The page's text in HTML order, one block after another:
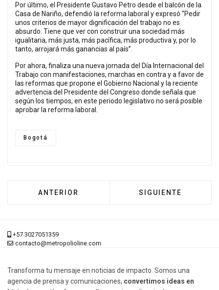
Por último, el Presidente Gustavo Petro desde el balcón de la
Casa de Nariño, defendió la reforma laboral y expresó “Pedir
unos criterios de mayor dignificación del trabajo no es
absurdo. Tiene que ver con construir una sociedad más
igualitaria, más justa, más pacífica, más productiva y, por lo
tanto, arrojará más ganancias al país”.
Por ahora, finaliza una nueva jornada del Día Internacional del
Trabajo con manifestaciones, marchas en contra y a favor de
las reformas que propone el Gobierno Nacional y la reciente
advertencia del Presidente del Congreso donde señala que
según los tiempos, en este periodo legislativo no será posible
aprobar la reforma laboral.
Bogotá
ARTÍCULO ANTERIOR: NO HAY CAMA PA’
ANTERIOR ARTÍCULO
SIGUIENTE
+57 3027051359
contacto@metropolioline.com
Transforma tu mensaje en noticias de impacto. Somos una
agencia de prensa y comunicaciones, convertimos ideas en